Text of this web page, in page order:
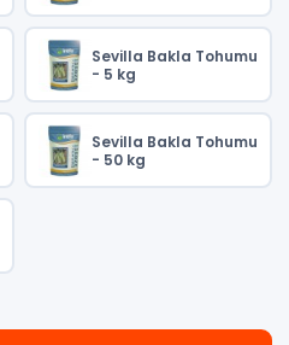
Sevilla Bakla Tohumu
- 5 kg
Sevilla Bakla Tohumu
- 50 kg